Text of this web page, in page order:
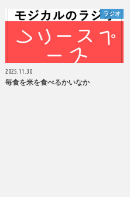
ラジオ
2025.11.30
毎食を米を食べるかいなか